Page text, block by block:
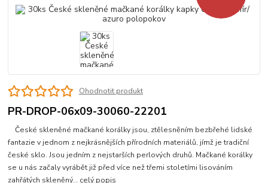
Ohodnotit produkt
PR-DROP-06x09-30060-22201
České skleněné mačkané korálky jsou, ztělesněním bezbřehé lidské
fantazie v jednom z nejkrásnějších přírodních materiálů, jímž je tradiční
české sklo. Jsou jedním z nejstarších perlových druhů. Mačkané korálky
se u nás začaly vyrábět již před více než třemi stoletími lisováním
zahřátých skleněný... celý popis